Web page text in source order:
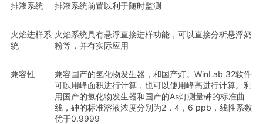
排液系统 排液系统前置以利于随时监测
火焰进样系
统
火焰系统具有悬浮直接进样功能，可以直接分析悬浮奶
粉等，并有实际应用
兼容性
兼容国产的氢化物发生器，和国产灯。WinLab 32软件
可以用峰面积进行计算，也可以使用峰高进行计算。利
用国产的氢化物发生器和国产的As灯测量砷的标准曲
线，砷的标准溶液浓度分别为2，4，6 ppb，线性系数
优于0.9999